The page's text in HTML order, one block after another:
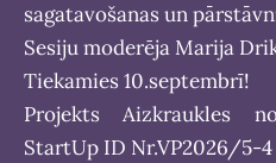
sagatavošanas un
Sesiju moderēja Marija
Tiekamies 10.septembrī!
Projekts Aizkraukles
StartUp ID Nr.VP2026/5-4